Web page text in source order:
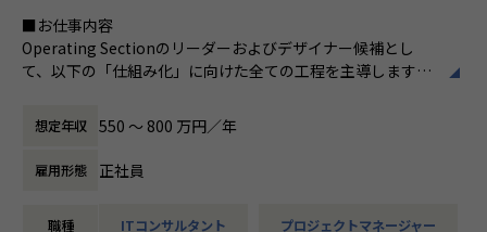
・多拠点間（東京・九州・長野）での品質・OPSの統制を敷
き、統合センターとしての安定的な運営実績を積み上げる。
統治と高度化）
⑤エコシステムの高度化とアライアンス統制が効いた統合デ
リバリーセンターの実現
・外部パートナー、ロジスティクス、周辺機器卸をシームレ
＃薬局・薬剤師コミュニティ｜MusuViva!
■お仕事内容
Operating Sectionのリーダーおよびデザイナー候補とし
て、以下の「仕組み化」に向けた全ての工程を主導します。
●複雑な実務の構造理解と運用:
・見積〜受注、受注後の導入準備、解約対応、および 月次の
代理店向け発注対応・手数料計算 といった高リスク・高負荷
なオペレーションの全容把握。
想定年収 550 〜 800 万円／年
雇用形態 正社員
職種 ITコンサルタント プロジェクトマネージャー